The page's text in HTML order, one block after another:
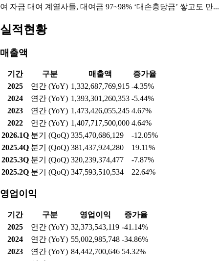
여 자금 대여 계열사들, 대여금 97~98% ‘대손충당금’ 쌓고도 만...
실적현황
매출액
기간 구분 매출액
증가율
2025
연간 (YoY) 1,332,687,769,915 -4.35%
2024
연간 (YoY) 1,393,301,260,353 -5.44%
2023
연간 (YoY) 1,473,426,055,245 4.67%
2022
연간 (YoY) 1,407,717,500,000 4.64%
2026.1Q 분기 (QoQ) 335,470,686,129
-12.05%
2025.4Q 분기 (QoQ) 381,437,924,280
19.11%
2025.3Q 분기 (QoQ) 320,239,374,477
-7.87%
2025.2Q 분기 (QoQ) 347,593,510,534 22.64%
영업이익
기간 구분 영업이익
증가율
2025
연간 (YoY) 32,373,543,119 -41.14%
2024
연간 (YoY) 55,002,985,748 -34.86%
2023
연간 (YoY) 84,442,700,646 54.32%